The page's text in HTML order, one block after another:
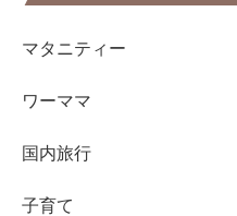
マタニティー
ワーママ
国内旅行
子育て